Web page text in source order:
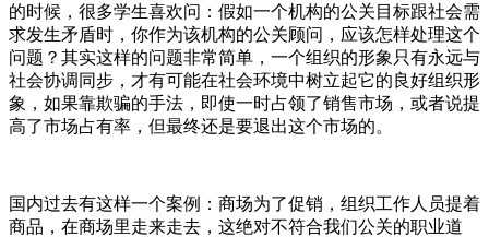
的时候，很多学生喜欢问：假如一个机构的公关目标跟社会需
求发生矛盾时，你作为该机构的公关顾问，应该怎样处理这个
问题？其实这样的问题非常简单，一个组织的形象只有永远与
社会协调同步，才有可能在社会环境中树立起它的良好组织形
象，如果靠欺骗的手法，即使一时占领了销售市场，或者说提
高了市场占有率，但最终还是要退出这个市场的。
国内过去有这样一个案例：商场为了促销，组织工作人员提着
商品，在商场里走来走去，这绝对不符合我们公关的职业道